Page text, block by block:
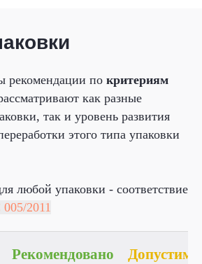
рекомендации по критериям
как разные
так и уровень развития
этого типа упаковки
любой упаковки - соответствие
2011
Рекомендовано Допустимо